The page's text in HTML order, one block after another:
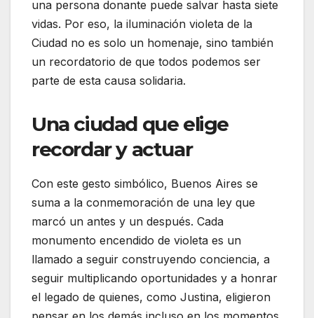
una persona donante puede salvar hasta siete
vidas. Por eso, la iluminación violeta de la
Ciudad no es solo un homenaje, sino también
un recordatorio de que todos podemos ser
parte de esta causa solidaria.
Una ciudad que elige
recordar y actuar
Con este gesto simbólico, Buenos Aires se
suma a la conmemoración de una ley que
marcó un antes y un después. Cada
monumento encendido de violeta es un
llamado a seguir construyendo conciencia, a
seguir multiplicando oportunidades y a honrar
el legado de quienes, como Justina, eligieron